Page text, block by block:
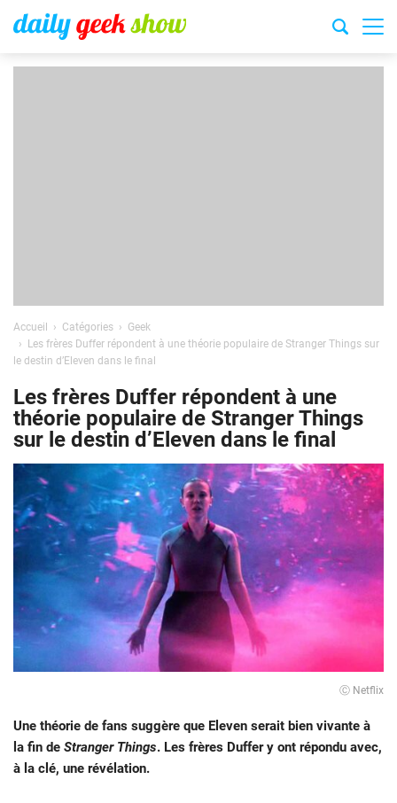
Accueil Catégories
Geek
Les frères Duffer répondent à une théorie populaire de Stranger Things sur
le destin d’Eleven dans le final
Les frères Duffer répondent à une
théorie populaire de Stranger Things
sur le destin d’Eleven dans le final
Ⓒ Netflix
Une théorie de fans suggère que Eleven serait bien vivante à
la fin de Stranger Things. Les frères Duffer y ont répondu avec,
à la clé, une révélation.